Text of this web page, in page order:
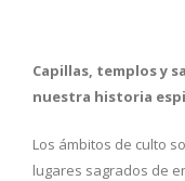
Capillas, templos y
nuestra historia
Los ámbitos de culto
lugares sagrados de